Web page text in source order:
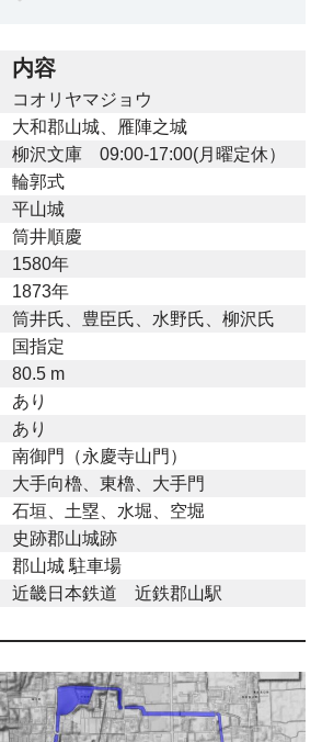
内容
コオリヤマジョウ
大和郡山城、雁陣之城
柳沢文庫 09:00-17:00(月曜定休）
輪郭式
平山城
筒井順慶
1580年
1873年
筒井氏、豊臣氏、水野氏、柳沢氏
国指定
80.5 m
あり
あり
南御門（永慶寺山門）
大手向櫓、東櫓、大手門
石垣、土塁、水堀、空堀
史跡郡山城跡
郡山城 駐車場
近畿日本鉄道 近鉄郡山駅